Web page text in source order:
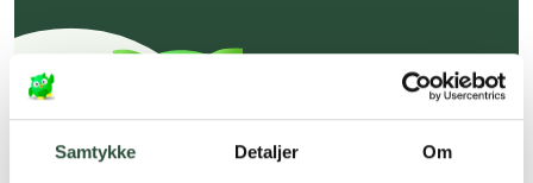
Samtykke Detaljer Om